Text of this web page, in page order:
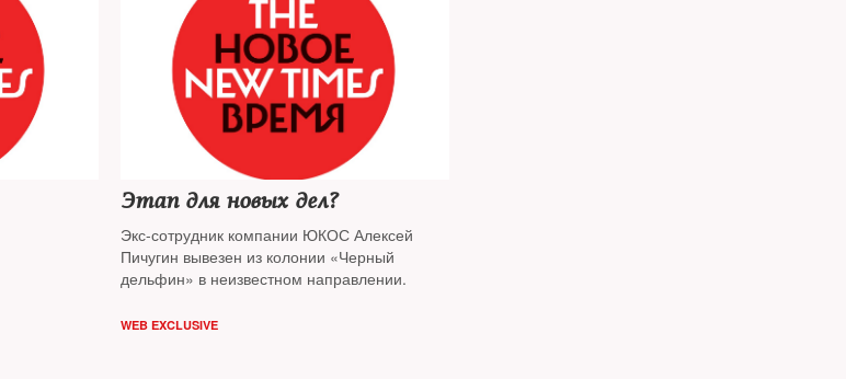
Этап для новых дел?
Экс-сотрудник компании ЮКОС Алексей
Пичугин вывезен из колонии «Черный
дельфин» в неизвестном направлении.
WEB EXCLUSIVE